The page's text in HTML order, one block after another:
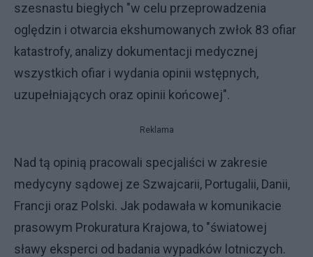
szesnastu biegłych "w celu przeprowadzenia
oględzin i otwarcia ekshumowanych zwłok 83 ofiar
katastrofy, analizy dokumentacji medycznej
wszystkich ofiar i wydania opinii wstępnych,
uzupełniających oraz opinii końcowej".
Reklama
Nad tą opinią pracowali specjaliści w zakresie
medycyny sądowej ze Szwajcarii, Portugalii, Danii,
Francji oraz Polski. Jak podawała w komunikacie
prasowym Prokuratura Krajowa, to "światowej
sławy eksperci od badania wypadków lotniczych.